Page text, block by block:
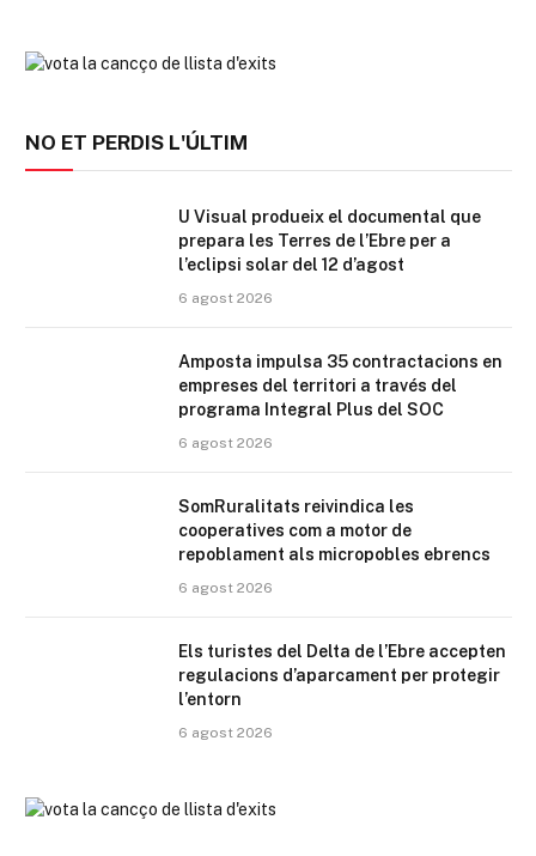
NO ET PERDIS L'ÚLTIM
U Visual produeix el documental que
prepara les Terres de l’Ebre per a
l’eclipsi solar del 12 d’agost
6 agost 2026
Amposta impulsa 35 contractacions en
empreses del territori a través del
programa Integral Plus del SOC
6 agost 2026
SomRuralitats reivindica les
cooperatives com a motor de
repoblament als micropobles ebrencs
6 agost 2026
Els turistes del Delta de l’Ebre accepten
regulacions d’aparcament per protegir
l’entorn
6 agost 2026